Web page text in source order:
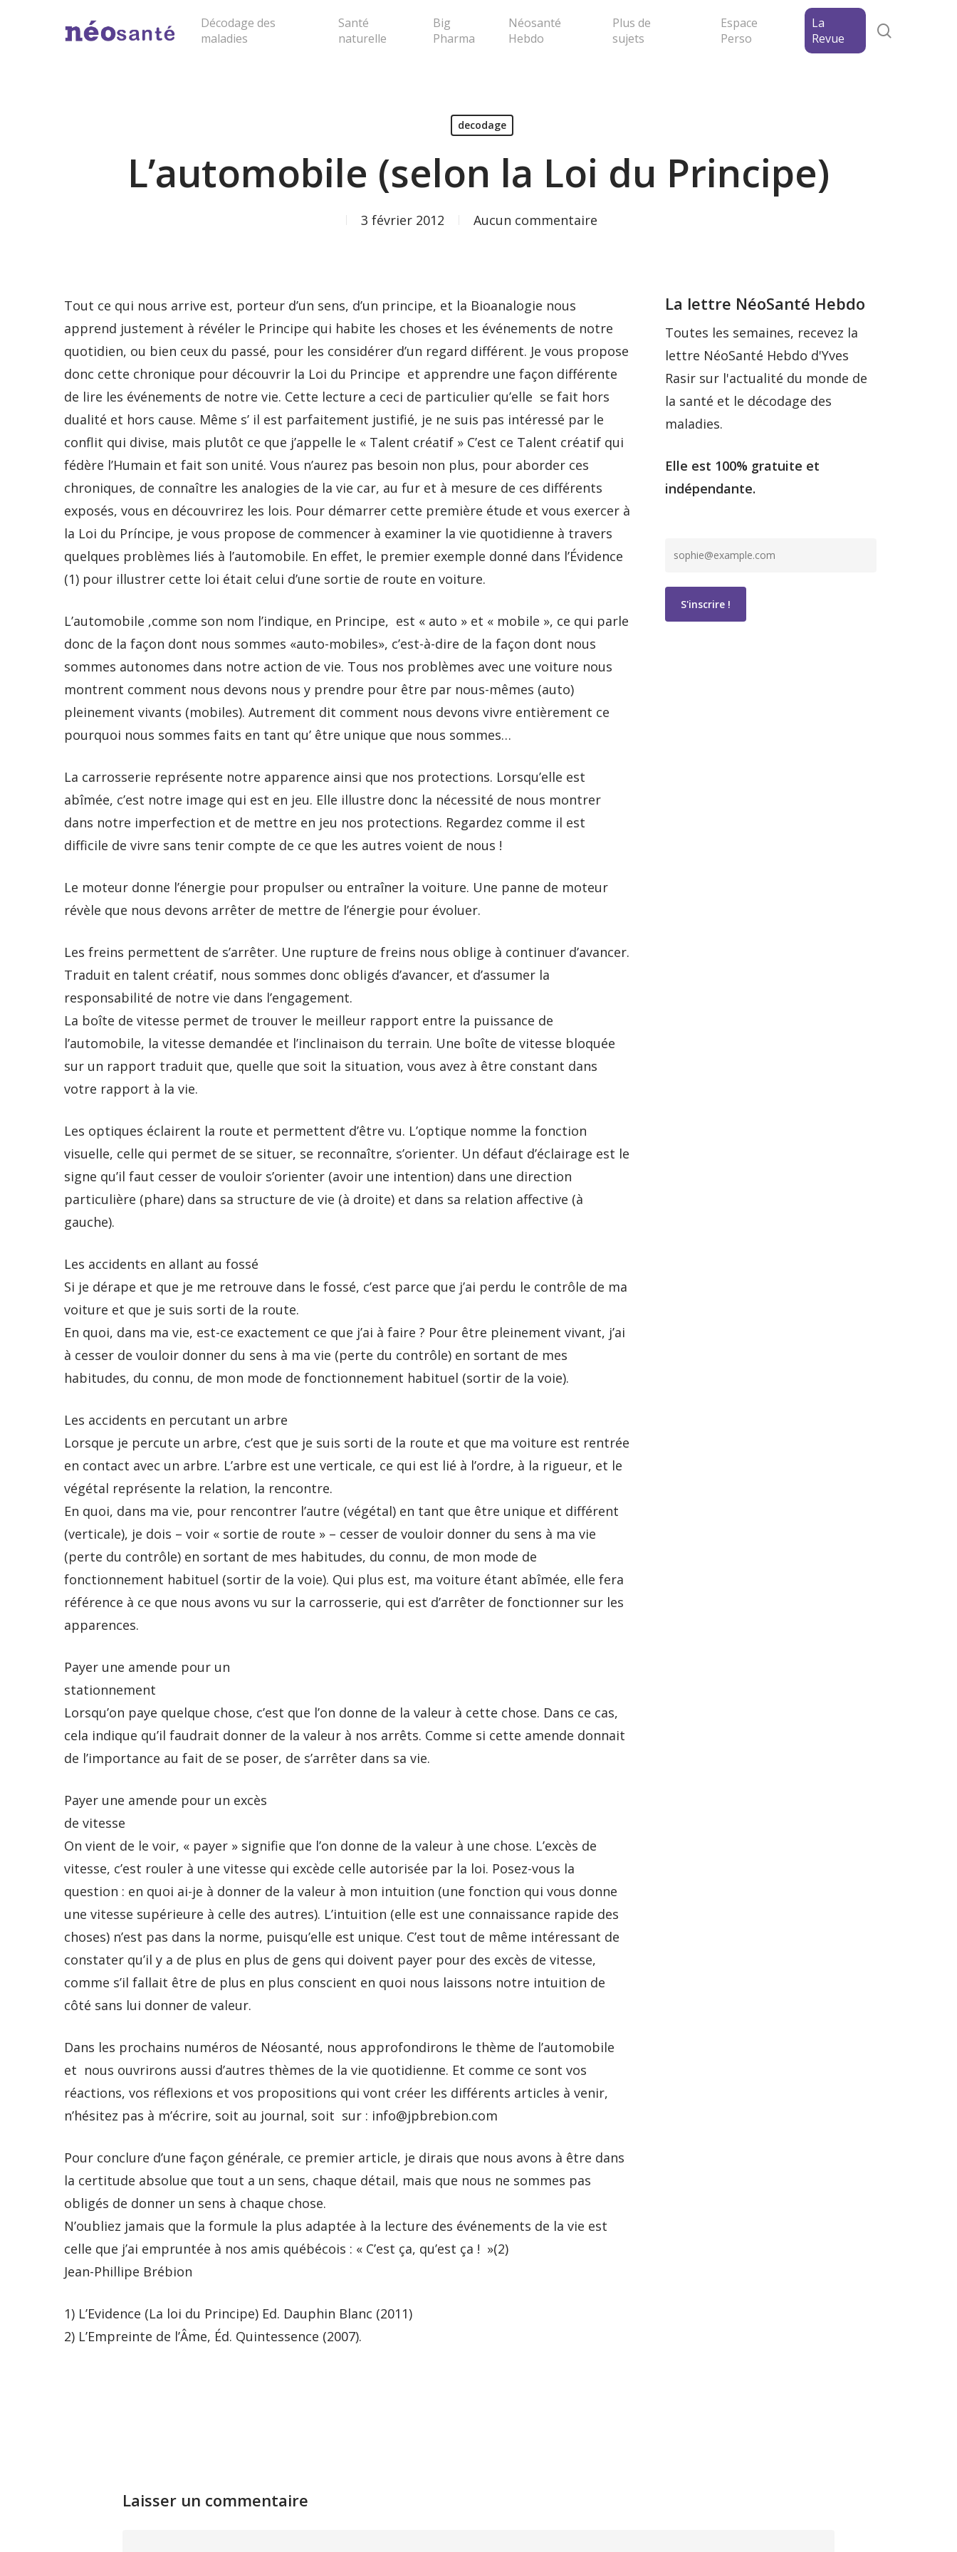
Cliquer sur "entrée" pour lancer la recherche ou Echap pour fermer la popup
Décodage des
maladies
Santé
naturelle
Big
Pharma
Néosanté
Hebdo
Plus de
sujets
Espace
Perso
La
Revue
decodage
L’automobile (selon la Loi du Principe)
3 février 2012 Aucun commentaire
Tout ce qui nous arrive est, porteur d’un sens, d’un principe, et la Bioanalogie nous
apprend justement à révéler le Principe qui habite les choses et les événements de notre
quotidien, ou bien ceux du passé, pour les considérer d’un regard différent. Je vous propose
donc cette chronique pour découvrir la Loi du Principe et apprendre une façon différente
de lire les événements de notre vie. Cette lecture a ceci de particulier qu’elle se fait hors
dualité et hors cause. Même s’ il est parfaitement justifié, je ne suis pas intéressé par le
conflit qui divise, mais plutôt ce que j’appelle le « Talent créatif » C’est ce Talent créatif qui
fédère l’Humain et fait son unité. Vous n’aurez pas besoin non plus, pour aborder ces
chroniques, de connaître les analogies de la vie car, au fur et à mesure de ces différents
exposés, vous en découvrirez les lois. Pour démarrer cette première étude et vous exercer à
la Loi du Príncipe, je vous propose de commencer à examiner la vie quotidienne à travers
quelques problèmes liés à l’automobile. En effet, le premier exemple donné dans l’Évidence
(1) pour illustrer cette loi était celui d’une sortie de route en voiture.
L’automobile ,comme son nom l’indique, en Principe, est « auto » et « mobile », ce qui parle
donc de la façon dont nous sommes «auto-mobiles», c’est-à-dire de la façon dont nous
sommes autonomes dans notre action de vie. Tous nos problèmes avec une voiture nous
montrent comment nous devons nous y prendre pour être par nous-mêmes (auto)
pleinement vivants (mobiles). Autrement dit comment nous devons vivre entièrement ce
pourquoi nous sommes faits en tant qu’ être unique que nous sommes…
La carrosserie représente notre apparence ainsi que nos protections. Lorsqu’elle est
abîmée, c’est notre image qui est en jeu. Elle illustre donc la nécessité de nous montrer
dans notre imperfection et de mettre en jeu nos protections. Regardez comme il est
difficile de vivre sans tenir compte de ce que les autres voient de nous !
Le moteur donne l’énergie pour propulser ou entraîner la voiture. Une panne de moteur
révèle que nous devons arrêter de mettre de l’énergie pour évoluer.
Les freins permettent de s’arrêter. Une rupture de freins nous oblige à continuer d’avancer.
Traduit en talent créatif, nous sommes donc obligés d’avancer, et d’assumer la
responsabilité de notre vie dans l’engagement.
La boîte de vitesse permet de trouver le meilleur rapport entre la puissance de
l’automobile, la vitesse demandée et l’inclinaison du terrain. Une boîte de vitesse bloquée
sur un rapport traduit que, quelle que soit la situation, vous avez à être constant dans
votre rapport à la vie.
Les optiques éclairent la route et permettent d’être vu. L’optique nomme la fonction
visuelle, celle qui permet de se situer, se reconnaître, s’orienter. Un défaut d’éclairage est le
signe qu’il faut cesser de vouloir s’orienter (avoir une intention) dans une direction
particulière (phare) dans sa structure de vie (à droite) et dans sa relation affective (à
gauche).
Les accidents en allant au fossé
Si je dérape et que je me retrouve dans le fossé, c’est parce que j’ai perdu le contrôle de ma
voiture et que je suis sorti de la route.
En quoi, dans ma vie, est-ce exactement ce que j’ai à faire ? Pour être pleinement vivant, j’ai
à cesser de vouloir donner du sens à ma vie (perte du contrôle) en sortant de mes
habitudes, du connu, de mon mode de fonctionnement habituel (sortir de la voie).
Les accidents en percutant un arbre
Lorsque je percute un arbre, c’est que je suis sorti de la route et que ma voiture est rentrée
en contact avec un arbre. L’arbre est une verticale, ce qui est lié à l’ordre, à la rigueur, et le
végétal représente la relation, la rencontre.
En quoi, dans ma vie, pour rencontrer l’autre (végétal) en tant que être unique et différent
(verticale), je dois – voir « sortie de route » – cesser de vouloir donner du sens à ma vie
(perte du contrôle) en sortant de mes habitudes, du connu, de mon mode de
fonctionnement habituel (sortir de la voie). Qui plus est, ma voiture étant abîmée, elle fera
référence à ce que nous avons vu sur la carrosserie, qui est d’arrêter de fonctionner sur les
apparences.
Payer une amende pour un
stationnement
Lorsqu’on paye quelque chose, c’est que l’on donne de la valeur à cette chose. Dans ce cas,
cela indique qu’il faudrait donner de la valeur à nos arrêts. Comme si cette amende donnait
de l’importance au fait de se poser, de s’arrêter dans sa vie.
Payer une amende pour un excès
de vitesse
On vient de le voir, « payer » signifie que l’on donne de la valeur à une chose. L’excès de
vitesse, c’est rouler à une vitesse qui excède celle autorisée par la loi. Posez-vous la
question : en quoi ai-je à donner de la valeur à mon intuition (une fonction qui vous donne
une vitesse supérieure à celle des autres). L’intuition (elle est une connaissance rapide des
choses) n’est pas dans la norme, puisqu’elle est unique. C’est tout de même intéressant de
constater qu’il y a de plus en plus de gens qui doivent payer pour des excès de vitesse,
comme s’il fallait être de plus en plus conscient en quoi nous laissons notre intuition de
côté sans lui donner de valeur.
Dans les prochains numéros de Néosanté, nous approfondirons le thème de l’automobile
et nous ouvrirons aussi d’autres thèmes de la vie quotidienne. Et comme ce sont vos
réactions, vos réflexions et vos propositions qui vont créer les différents articles à venir,
n’hésitez pas à m’écrire, soit au journal, soit sur : info@jpbrebion.com
Pour conclure d’une façon générale, ce premier article, je dirais que nous avons à être dans
la certitude absolue que tout a un sens, chaque détail, mais que nous ne sommes pas
obligés de donner un sens à chaque chose.
N’oubliez jamais que la formule la plus adaptée à la lecture des événements de la vie est
celle que j’ai empruntée à nos amis québécois : « C’est ça, qu’est ça ! »(2)
Jean-Phillipe Brébion
1) L’Evidence (La loi du Principe) Ed. Dauphin Blanc (2011)
2) L’Empreinte de l’Âme, Éd. Quintessence (2007).
La lettre NéoSanté Hebdo
Toutes les semaines, recevez la
lettre NéoSanté Hebdo d'Yves
Rasir sur l'actualité du monde de
la santé et le décodage des
maladies.
Elle est 100% gratuite et
indépendante.
Laisser un commentaire